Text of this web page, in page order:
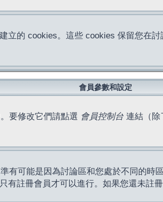
立的 cookies。這些 cookies 保留您在
會員參數和設定
要修改它們請點選 會員控制台 連結（除
有可能是因為討論區和您處於不同的
註冊會員才可以進行。如果您還未註